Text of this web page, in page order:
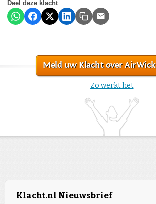
Deel deze klacht
Meld uw Klacht over AirWick
Zo werkt het
Klacht.nl Nieuwsbrief